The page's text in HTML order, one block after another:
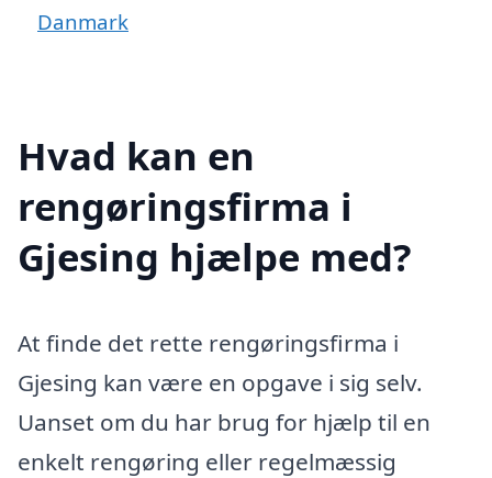
Danmark
Hvad kan en
rengøringsfirma i
Gjesing hjælpe med?
At finde det rette rengøringsfirma i
Gjesing kan være en opgave i sig selv.
Uanset om du har brug for hjælp til en
enkelt rengøring eller regelmæssig